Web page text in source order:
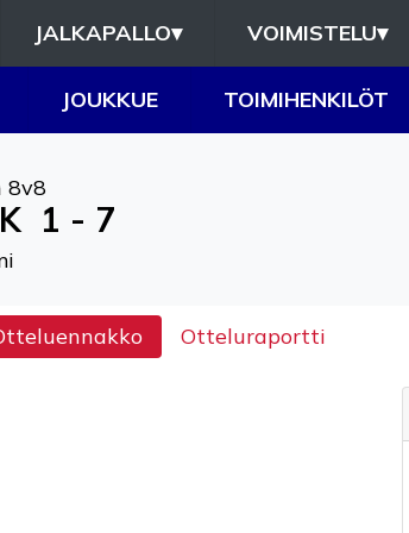
JALKAPALLO▾ VOIMISTELU▾
JOUKKUE TOIMIHENKILÖT
8v8
1 - 7
Otteluraportti